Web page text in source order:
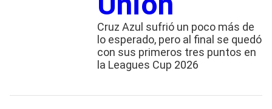
Cruz Azul sufrió un poco más de
lo esperado, pero al final se quedó
con sus primeros tres puntos en
la Leagues Cup 2026